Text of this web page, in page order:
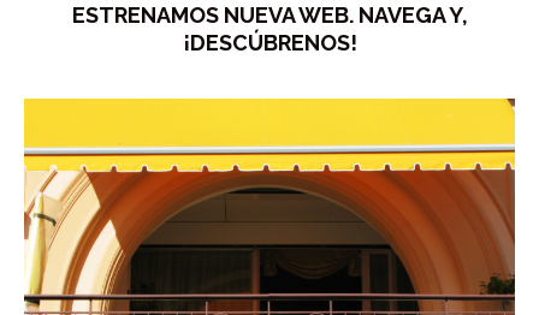
ESTRENAMOS NUEVA WEB. NAVEGA Y,
¡DESCÚBRENOS!